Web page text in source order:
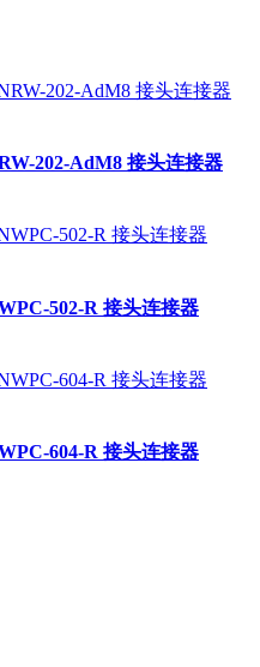
202-AdM8 接头连接器
502-R 接头连接器
604-R 接头连接器